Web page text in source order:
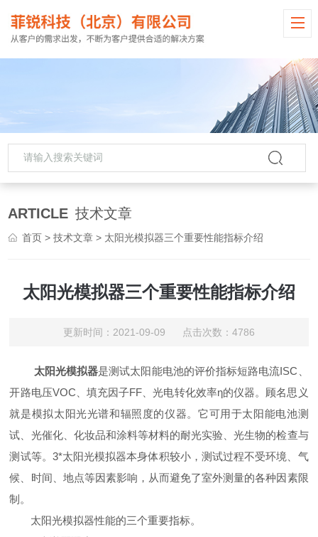
ARTICLE 技术文章
首页 >技术文章 > 太阳光模拟器三个重要性能指标介绍
太阳光模拟器三个重要性能指标介绍
更新时间：2021-09-09 点击次数：4786
太阳光模拟器是测试太阳能电池的评价指标短路电流ISC、
开路电压VOC、填充因子FF、光电转化效率η的仪器。顾名思义
就是模拟太阳光光谱和辐照度的仪器。它可用于太阳能电池测
试、光催化、化妆品和涂料等材料的耐光实验、光生物的检查与
测试等。3*太阳光模拟器本身体积较小，测试过程不受环境、气
候、时间、地点等因素影响，从而避免了室外测量的各种因素限
制。
太阳光模拟器性能的三个重要指标。